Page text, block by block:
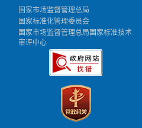
国家市场监督管理总局
国家标准化管理委员会
国家市场监督管理总局国家标准技术
审评中心